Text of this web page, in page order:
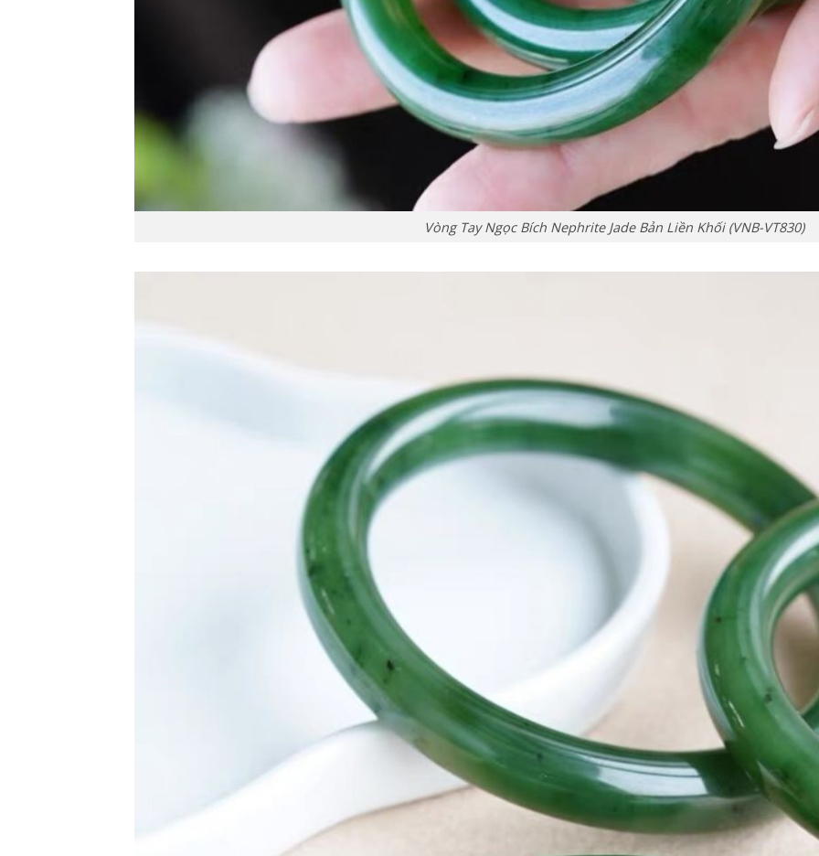
Vòng Tay Ngọc Bích Nephrite Jade Bản Liền Khối (VNB-VT830)